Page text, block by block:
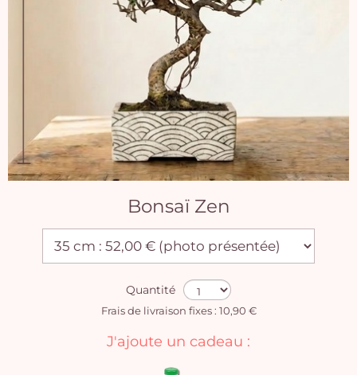
Bonsaï Zen
Quantité
Frais de livraison fixes : 10,90 €
J'ajoute un cadeau :